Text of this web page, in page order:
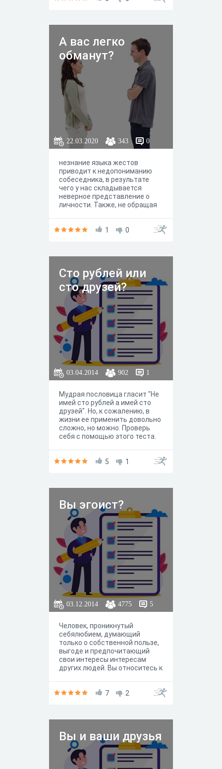
А вас легко
обманут?
22.03.2020 343 0
незнание языка жестов
приводит к недопониманию
собеседника, в результате
чего у нас складывается
неверное представление о
личности. Также, не обращая
неприятную ситуацию, ведь
и даже обмануть. Человеку
владеть своим телом и
передавать ту информацию,
которую требует ситуация.
1 0
Сто рублей или
сто друзей?
03.04.2014 902 1
Мудрая пословица гласит "Не
имей сто рублей а имей сто
друзей". Но, к сожалению, в
жизни ее применить довольно
сложно, но можно. Проверь
себя с помощью этого теста.
5 1
Вы эгоист?
03.12.2014 4775 5
Человек, проникнутый
себялюбием, думающий
только о собственной пользе,
выгоде и предпочитающий
свои интересы интересам
других людей. Вы относитесь к
7
2
Вы и ваши друзья